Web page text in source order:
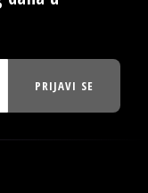
PRIJAVI SE